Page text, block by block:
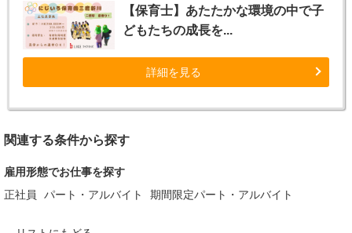
【保育士】あたたかな環境の中で子
どもたちの成長を...
詳細を見る
関連する条件から探す
雇用形態でお仕事を探す
正社員
パート・アルバイト 期間限定パート・アルバイト